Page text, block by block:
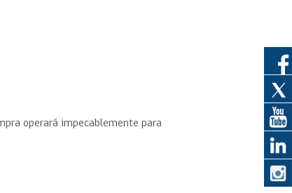
el
operará impecablemente para